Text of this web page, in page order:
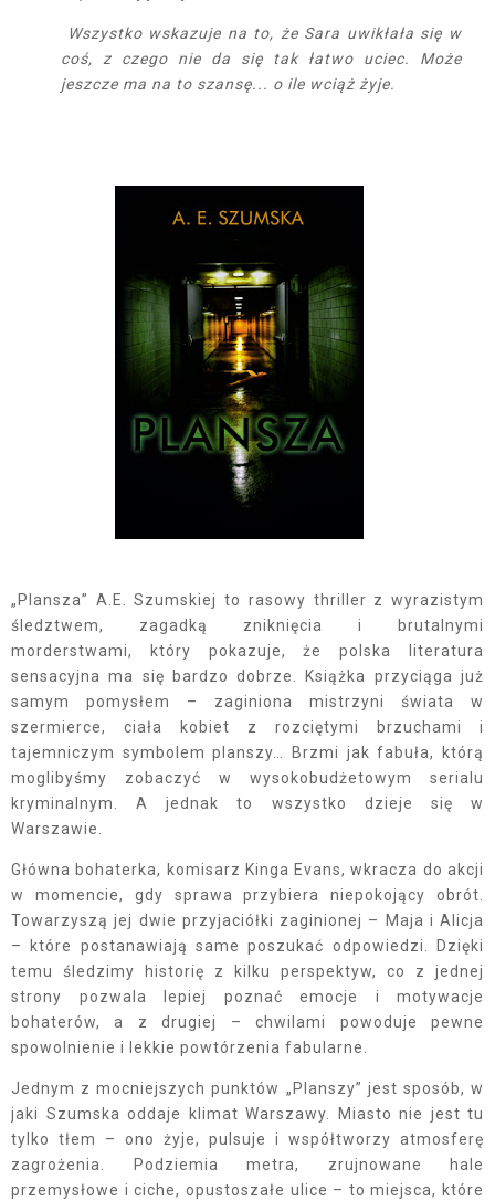
Wszystko wskazuje na to, że Sara uwikłała się w
coś, z czego nie da się tak łatwo uciec. Może
jeszcze ma na to szansę... o ile wciąż żyje.
„Plansza” A.E. Szumskiej to rasowy thriller z wyrazistym
śledztwem, zagadką zniknięcia i brutalnymi
morderstwami, który pokazuje, że polska literatura
sensacyjna ma się bardzo dobrze. Książka przyciąga już
samym pomysłem – zaginiona mistrzyni świata w
szermierce, ciała kobiet z rozciętymi brzuchami i
tajemniczym symbolem planszy… Brzmi jak fabuła, którą
moglibyśmy zobaczyć w wysokobudżetowym serialu
kryminalnym. A jednak to wszystko dzieje się w
Warszawie.
Główna bohaterka, komisarz Kinga Evans, wkracza do akcji
w momencie, gdy sprawa przybiera niepokojący obrót.
Towarzyszą jej dwie przyjaciółki zaginionej – Maja i Alicja
– które postanawiają same poszukać odpowiedzi. Dzięki
temu śledzimy historię z kilku perspektyw, co z jednej
strony pozwala lepiej poznać emocje i motywacje
bohaterów, a z drugiej – chwilami powoduje pewne
spowolnienie i lekkie powtórzenia fabularne.
Jednym z mocniejszych punktów „Planszy” jest sposób, w
jaki Szumska oddaje klimat Warszawy. Miasto nie jest tu
tylko tłem – ono żyje, pulsuje i współtworzy atmosferę
zagrożenia. Podziemia metra, zrujnowane hale
przemysłowe i ciche, opustoszałe ulice – to miejsca, które